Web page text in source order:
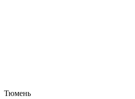
Тюмень